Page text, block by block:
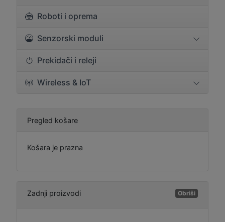
Roboti i oprema
Senzorski moduli
Prekidači i releji
Wireless & IoT
Pregled košare
Košara je prazna
Zadnji proizvodi Obriši